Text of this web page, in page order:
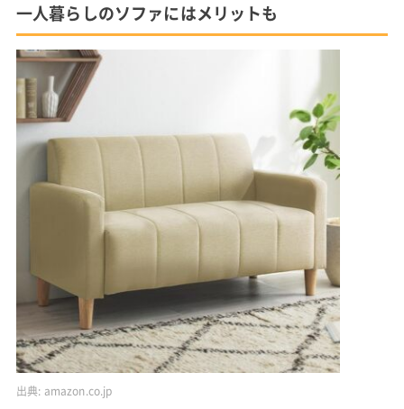
一人暮らしのソファにはメリットも
出典: amazon.co.jp